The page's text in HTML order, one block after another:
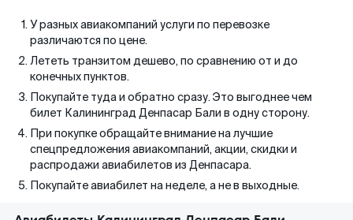
У разных авиакомпаний услуги по перевозке
различаются по цене.
Лететь транзитом дешево, по сравнению от и до
конечных пунктов.
Покупайте туда и обратно сразу. Это выгоднее чем
билет Калининград Денпасар Бали в одну сторону.
При покупке обращайте внимание на лучшие
спецпредложения авиакомпаний, акции, скидки и
распродажи авиабилетов из Денпасара.
Покупайте авиабилет на неделе, а не в выходные.